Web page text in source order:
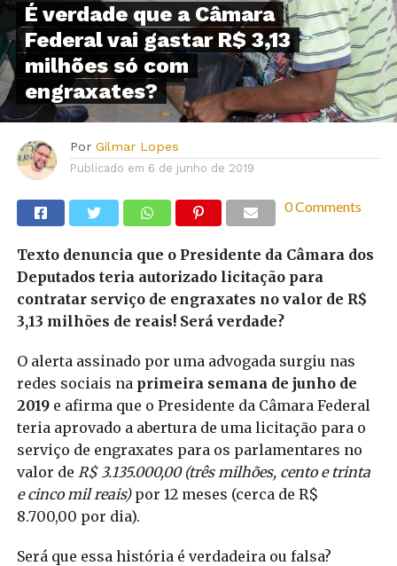
É verdade que a Câmara
Federal vai gastar R$ 3,13
milhões só com
engraxates?
Por Gilmar Lopes
Publicado em 6 de junho de 2019
0 Comments
Texto denuncia que o Presidente da Câmara dos
Deputados teria autorizado licitação para
contratar serviço de engraxates no valor de R$
3,13 milhões de reais! Será verdade?
O alerta assinado por uma advogada surgiu nas
redes sociais na primeira semana de junho de
2019e afirma que o Presidente da Câmara Federal
teria aprovado a abertura de uma licitação para o
serviço de engraxates para os parlamentares no
valor de R$ 3.135.000,00 (três milhões, cento e trinta
e cinco mil reais)por 12 meses (cerca de R$
8.700,00 por dia).
Será que essa história é verdadeira ou falsa?